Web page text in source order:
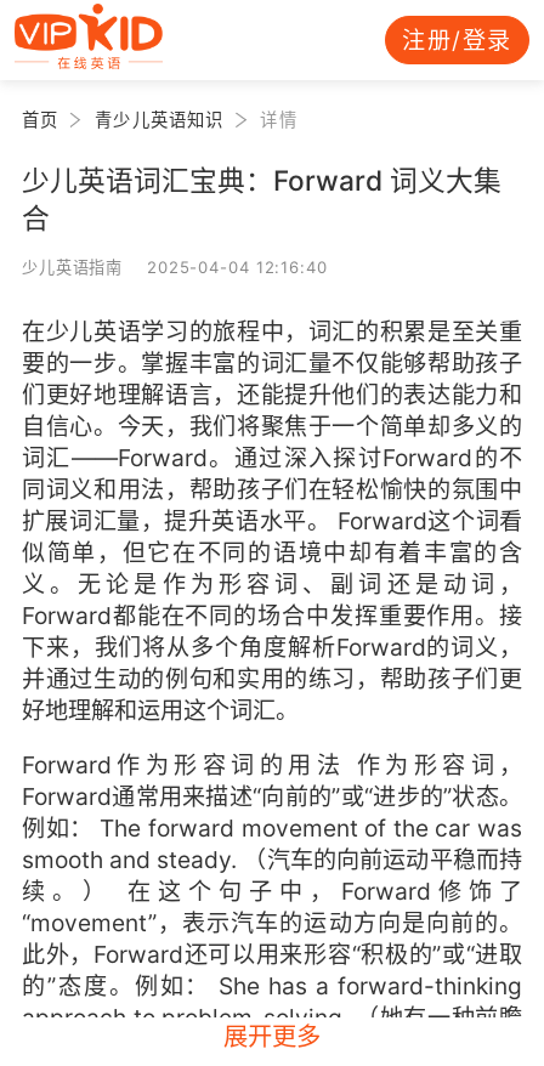
注册/登录
首页 青少儿英语知识 详情
少儿英语词汇宝典：Forward 词义大集
合
少儿英语指南 2025-04-04 12:16:40
在少儿英语学习的旅程中，词汇的积累是至关重
要的一步。掌握丰富的词汇量不仅能够帮助孩子
们更好地理解语言，还能提升他们的表达能力和
自信心。今天，我们将聚焦于一个简单却多义的
词汇——Forward。通过深入探讨Forward的不
同词义和用法，帮助孩子们在轻松愉快的氛围中
扩展词汇量，提升英语水平。 Forward这个词看
似简单，但它在不同的语境中却有着丰富的含
义。无论是作为形容词、副词还是动词，
Forward都能在不同的场合中发挥重要作用。接
下来，我们将从多个角度解析Forward的词义，
并通过生动的例句和实用的练习，帮助孩子们更
好地理解和运用这个词汇。
Forward作为形容词的用法 作为形容词，
Forward通常用来描述“向前的”或“进步的”状态。
例如： The forward movement of the car was
smooth and steady. （汽车的向前运动平稳而持
续。） 在这个句子中，Forward修饰了
“movement”，表示汽车的运动方向是向前的。
此外，Forward还可以用来形容“积极的”或“进取
的”态度。例如： She has a forward-thinking
approach to problem-solving. （她有一种前瞻
性的解决问题的方法。） 这里的Forward-
展开更多